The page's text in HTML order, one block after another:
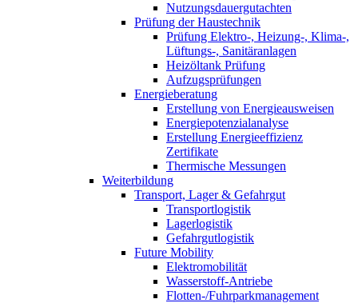
Nutzungsdauergutachten
Prüfung der Haustechnik
Prüfung Elektro-, Heizung-, Klima-,
Lüftungs-, Sanitäranlagen
Heizöltank Prüfung
Aufzugsprüfungen
Energieberatung
Erstellung von Energieausweisen
Energiepotenzialanalyse
Erstellung Energieeffizienz
Zertifikate
Thermische Messungen
Weiterbildung
Transport, Lager & Gefahrgut
Transportlogistik
Lagerlogistik
Gefahrgutlogistik
Future Mobility
Elektromobilität
Wasserstoff-Antriebe
Flotten-/Fuhrparkmanagement